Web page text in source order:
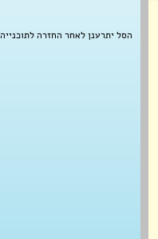
הסל יתרענן לאחר החזרה לתוכנייה